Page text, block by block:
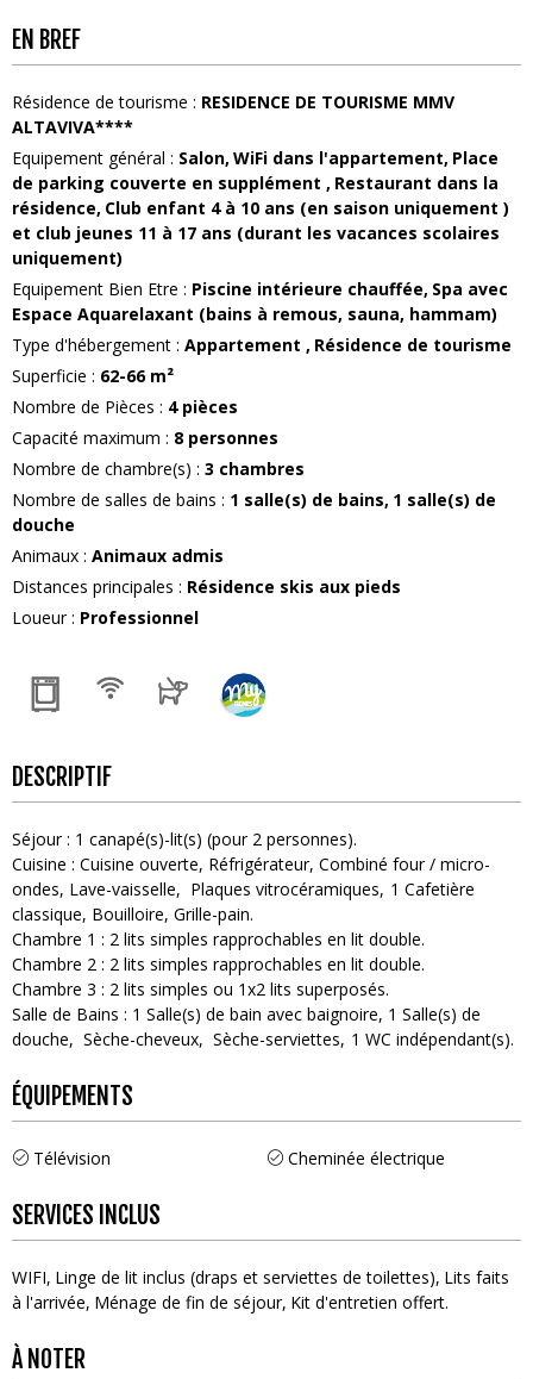
EN BREF
Résidence de tourisme : RESIDENCE DE TOURISME MMV
ALTAVIVA****
Equipement général : Salon WiFi dans l'appartement Place
de parking couverte en supplément
Restaurant dans la
résidence Club enfant 4 à 10 ans (en saison uniquement )
et club jeunes 11 à 17 ans (durant les vacances scolaires
uniquement)
Equipement Bien Etre : Piscine intérieure chauffée Spa avec
Espace Aquarelaxant (bains à remous, sauna, hammam)
Type d'hébergement : Appartement
Résidence de tourisme
Superficie : 62-66 m²
Nombre de Pièces : 4 pièces
Capacité maximum : 8 personnes
Nombre de chambre(s) : 3 chambres
Nombre de salles de bains : 1 salle(s) de bains 1 salle(s) de
douche
Animaux : Animaux admis
Distances principales : Résidence skis aux pieds
Loueur: Professionnel
DESCRIPTIF
Séjour: 1 canapé(s)-lit(s) (pour 2 personnes)
Cuisine : Cuisine ouverte Réfrigérateur Combiné four / micro-
ondes Lave-vaisselle Plaques vitrocéramiques 1 Cafetière
classique Bouilloire Grille-pain
Chambre 1 : 2 lits simples rapprochables en lit double
Chambre 2 : 2 lits simples rapprochables en lit double
Chambre 3 : 2 lits simples ou 1x2 lits superposés
Salle de Bains : 1 Salle(s) de bain avec baignoire 1 Salle(s) de
douche
Sèche-cheveux Sèche-serviettes 1 WC indépendant(s)
ÉQUIPEMENTS
Télévision Cheminée électrique
SERVICES INCLUS
WIFI Linge de lit inclus (draps et serviettes de toilettes) Lits faits
à l'arrivée Ménage de fin de séjour Kit d'entretien offert
À NOTER